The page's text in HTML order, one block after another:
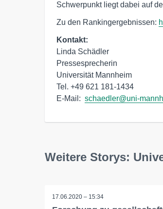
Schwerpunkt liegt dabei auf
Zu den Rankingergebnissen:
Kontakt:
Linda Schädler
Pressesprecherin
Universität Mannheim
Tel. +49 621 181-1434
E-Mail: schaedler@uni-
Weitere Storys:
17.06.2020 – 15:34